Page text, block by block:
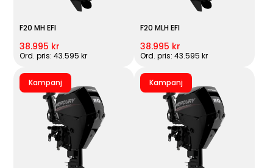
F20 MH EFI
38.995 kr
Ord. pris: 43.595 kr
F20 MLH EFI
38.995 kr
Ord. pris: 43.595 kr
Kampanj Kampanj